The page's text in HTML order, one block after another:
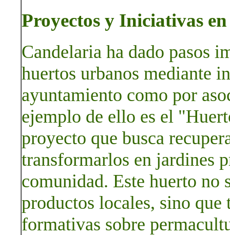
Proyectos y Iniciativas
Candelaria ha dado pasos
huertos urbanos mediante
ayuntamiento como por
ejemplo de ello es el
proyecto que busca
transformarlos en jardines
comunidad. Este huerto no
productos locales, sino
formativas sobre